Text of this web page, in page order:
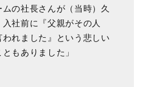
の社長さんが（当時）久
社前に『父親がその人
れました』という悲しい
もありました」